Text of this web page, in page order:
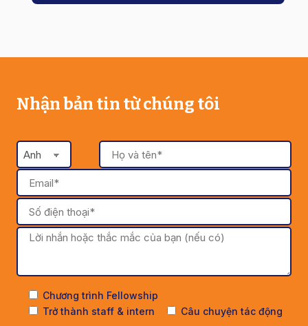
Nhận bản tin từ chúng tôi
Chương trình Fellowship
Trở thành staff & intern
Câu chuyện tác động